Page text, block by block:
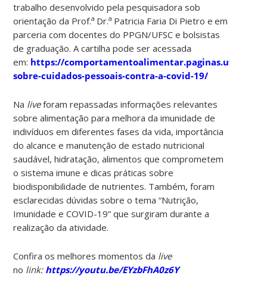
trabalho desenvolvido pela pesquisadora sob
orientação da Prof.a Dr.a Patricia Faria Di Pietro e em
parceria com docentes do PPGN/UFSC e bolsistas
de graduação. A cartilha pode ser acessada
em: https://comportamentoalimentar.paginas.ufsc.br/
sobre-cuidados-pessoais-contra-a-covid-19/
Na liveforam repassadas informações relevantes
sobre alimentação para melhora da imunidade de
indivíduos em diferentes fases da vida, importância
do alcance e manutenção de estado nutricional
saudável, hidratação, alimentos que comprometem
o sistema imune e dicas práticas sobre
biodisponibilidade de nutrientes. Também, foram
esclarecidas dúvidas sobre o tema “Nutrição,
Imunidade e COVID-19” que surgiram durante a
realização da atividade.
Confira os melhores momentos da live
no link: https://youtu.be/EYzbFhA0z6Y